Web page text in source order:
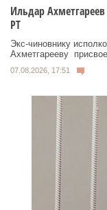
Ильдар
РТ
Экс‑чиновнику
Ахметгарееву
07.08.2026, 17:51